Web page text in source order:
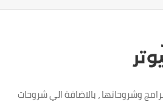
وشروحاتها ، بالاضافة الي شروحات